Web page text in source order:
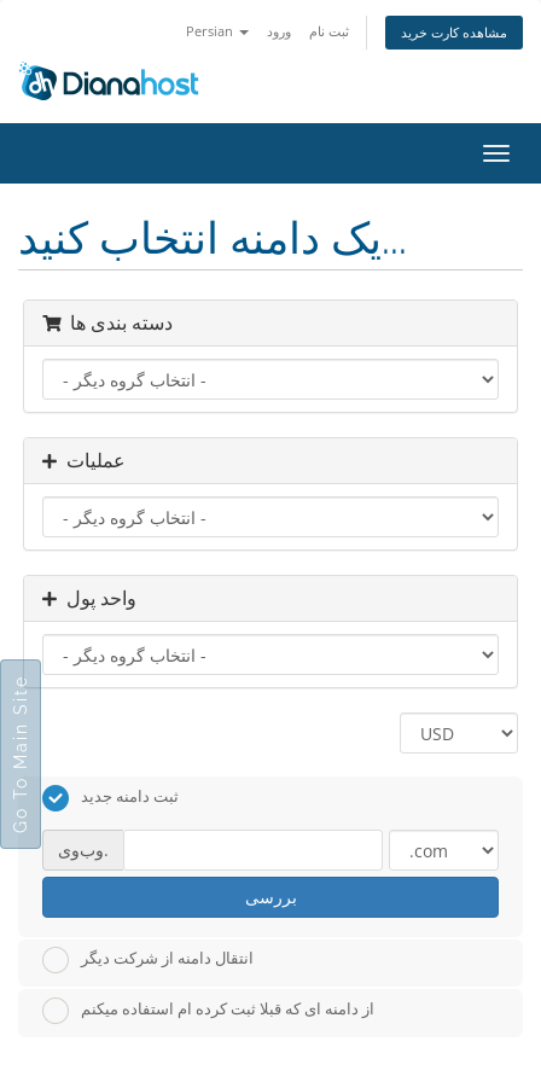
Persian ورود ثبت نام مشاهده کارت خرید
تغییر
یک دامنه انتخاب کنید...
دسته بندی ها
عملیات
واحد پول
ثبت دامنه جدید
وب‌وی.
بررسی
انتقال دامنه از شرکت دیگر
از دامنه ای که قبلا ثبت کرده ام استفاده میکنم
Go To Main Site